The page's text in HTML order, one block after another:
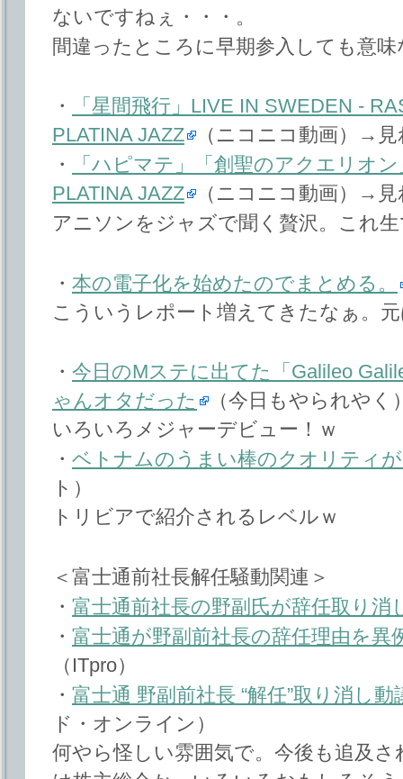
ないですねぇ・・・。
間違ったところに早期参入しても意
・
「星間飛行」LIVE IN SWEDEN -
PLATINA JAZZ
（ニコニコ動画）→
・
「ハピマテ」「創聖のアクエリオ
PLATINA JAZZ
（ニコニコ動画）→
アニソンをジャズで聞く贅沢。これ
・ 本の電子化を始めたのでまとめる。
こういうレポート増えてきたなぁ。
・ 今日のMステに出てた「Galileo
ゃんオタだった
（今日もやられやく
いろいろメジャーデビュー！ｗ
・ ベトナムのうまい棒のクオリティ
ト）
トリビアで紹介されるレベルｗ
＜富士通前社長解任騒動関連＞
・ 富士通前社長の野副氏が辞任取り消
・ 富士通が野副前社長の辞任理由を異
（ITpro）
・ 富士通 野副前社長 “解任”取り消し動
ド・オンライン）
何やら怪しい雰囲気で。今後も追及